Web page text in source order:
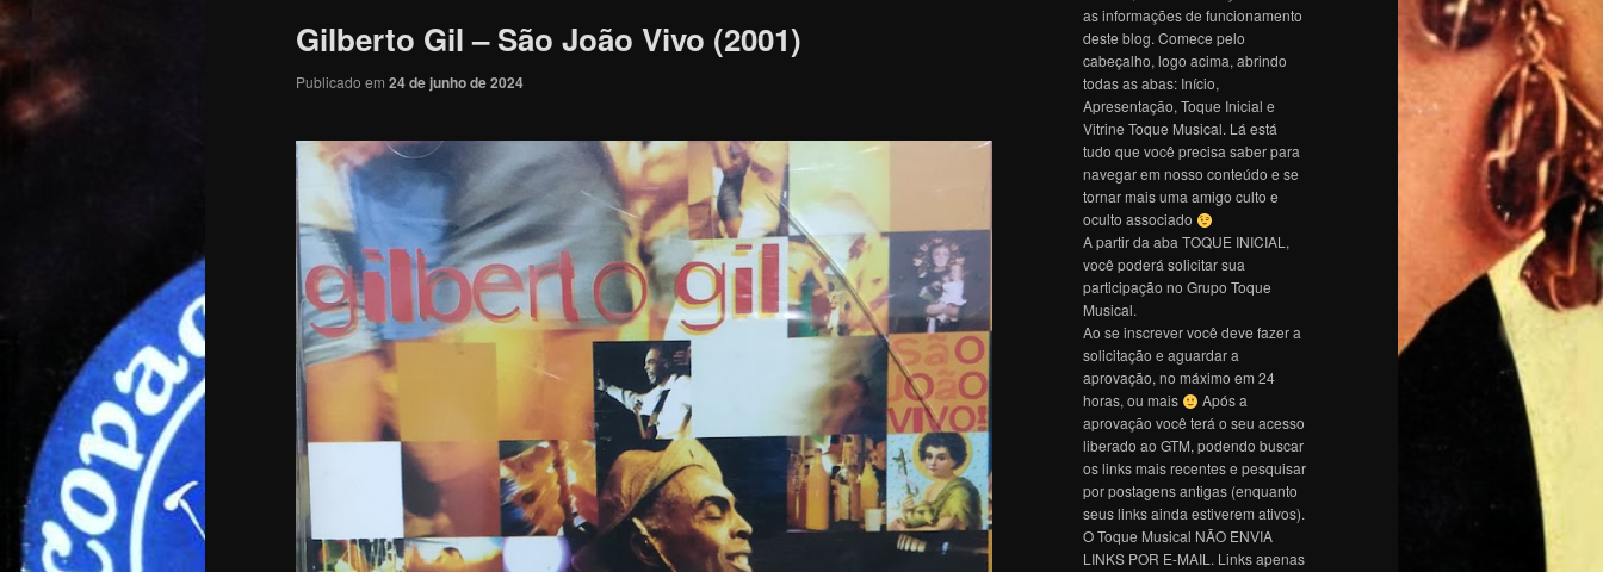
Gilberto Gil – São João Vivo (2001)
Publicado em 24 de junho de 2024
as informações de funcionamento
deste blog. Comece pelo
cabeçalho, logo acima, abrindo
todas as abas: Início,
Apresentação, Toque Inicial e
Vitrine Toque Musical. Lá está
tudo que você precisa saber para
navegar em nosso conteúdo e se
tornar mais uma amigo culto e
oculto associado
A partir da aba TOQUE INICIAL,
você poderá solicitar sua
participação no Grupo Toque
Musical.
Ao se inscrever você deve fazer a
solicitação e aguardar a
aprovação, no máximo em 24
horas, ou mais
Após a
aprovação você terá o seu acesso
liberado ao GTM, podendo buscar
os links mais recentes e pesquisar
por postagens antigas (enquanto
seus links ainda estiverem ativos).
O Toque Musical NÃO ENVIA
LINKS POR E-MAIL. Links apenas